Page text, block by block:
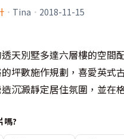
· Tina · 2018-11-15
天別墅多達六層樓的空間
坪數施作規劃，喜愛英式
沉澱靜定居住氛圍，並在
嗎?